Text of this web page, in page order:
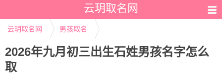
云玥取名网
云玥取名网 男孩取名
2026年九月初三出生石姓男孩名字怎么
取